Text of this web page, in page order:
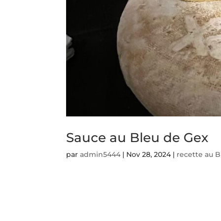
Sauce au Bleu de Gex
paradmin5444 | Nov 28, 2024| recette au